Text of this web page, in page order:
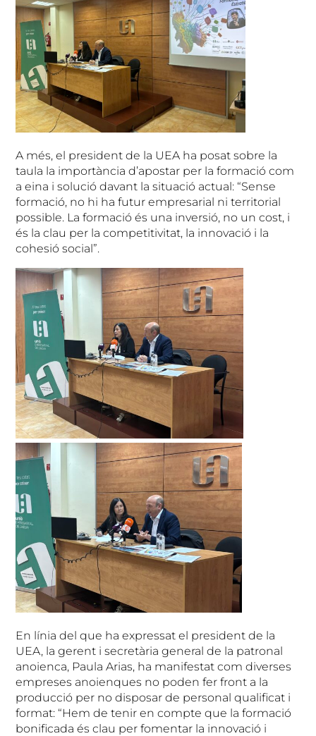
A més, el president de la UEA ha posat sobre la
taula la importància d’apostar per la formació com
a eina i solució davant la situació actual: “Sense
formació, no hi ha futur empresarial ni territorial
possible. La formació és una inversió, no un cost, i
és la clau per la competitivitat, la innovació i la
cohesió social”.
En línia del que ha expressat el president de la
UEA, la gerent i secretària general de la patronal
anoienca, Paula Arias, ha manifestat com diverses
empreses anoienques no poden fer front a la
producció per no disposar de personal qualificat i
format: “Hem de tenir en compte que la formació
bonificada és clau per fomentar la innovació i